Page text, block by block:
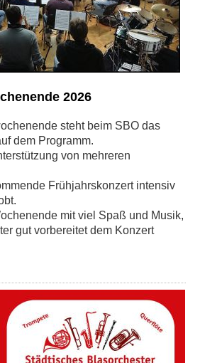
2026
steht beim SBO das
dem Programm.
von mehreren
Frühjahrskonzert intensiv
mit viel Spaß und Musik,
gut vorbereitet dem Konzert